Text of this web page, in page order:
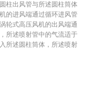
柱出风管与所述圆柱筒体
的进风端通过循环进风管
轮式高压风机的出风端通
所述喷射管中的气流适于
所述圆柱筒体，所述喷射